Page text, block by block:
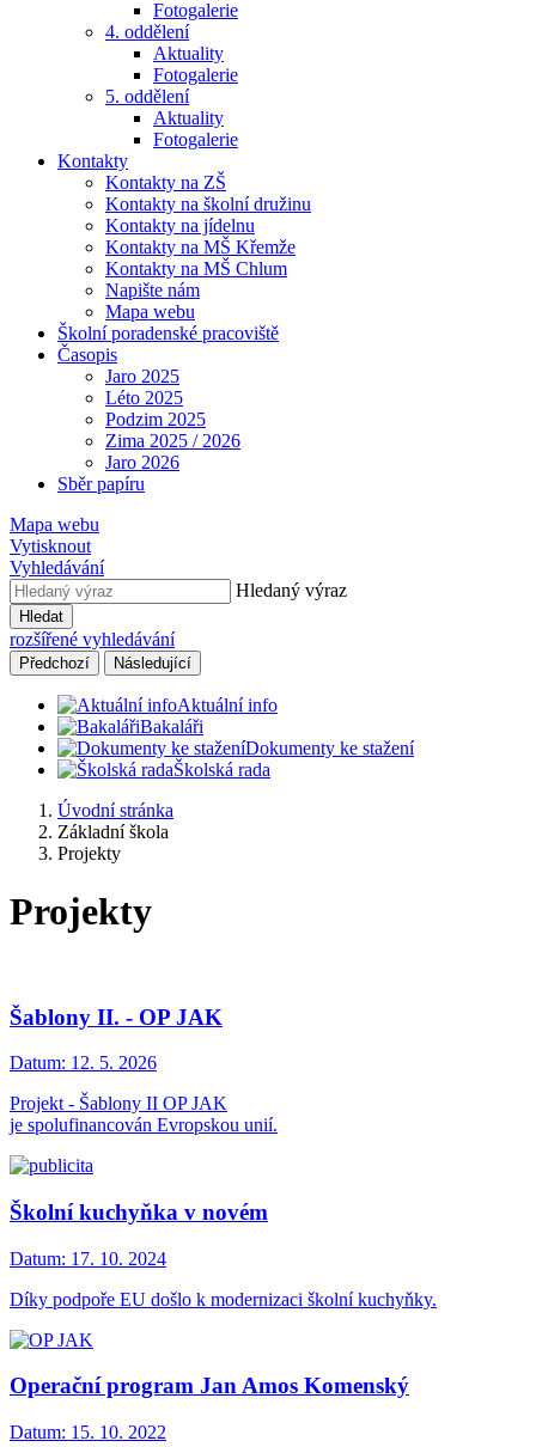
Fotogalerie
4. oddělení
Aktuality
Fotogalerie
5. oddělení
Aktuality
Fotogalerie
Kontakty
Kontakty na ZŠ
Kontakty na školní družinu
Kontakty na jídelnu
Kontakty na MŠ Křemže
Kontakty na MŠ Chlum
Napište nám
Mapa webu
Školní poradenské pracoviště
Časopis
Jaro 2025
Léto 2025
Podzim 2025
Zima 2025 / 2026
Jaro 2026
Sběr papíru
Mapa webu
Vytisknout
Vyhledávání
Hledaný výraz
Hledat
rozšířené vyhledávání
Předchozí Následující
Aktuální info
Bakaláři
Dokumenty ke stažení
Školská rada
Úvodní stránka
Základní škola
Projekty
Projekty
Šablony II. - OP JAK
Datum: 12. 5. 2026
Projekt - Šablony II OP JAK
je spolufinancován Evropskou unií.
Školní kuchyňka v novém
Datum: 17. 10. 2024
Díky podpoře EU došlo k modernizaci školní kuchyňky.
Operační program Jan Amos Komenský
Datum: 15. 10. 2022